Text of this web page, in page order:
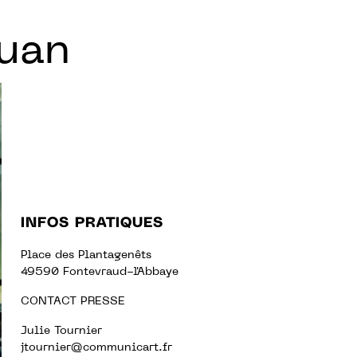
INFOS PRATIQUES
Place des Plantagenêts
49590 Fontevraud-l'Abbaye
CONTACT PRESSE
Julie Tournier
jtournier@communicart.fr